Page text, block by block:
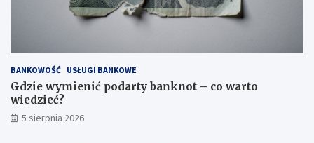
BANKOWOŚĆ USŁUGI BANKOWE
Gdzie wymienić podarty banknot – co warto
wiedzieć?
5 sierpnia 2026